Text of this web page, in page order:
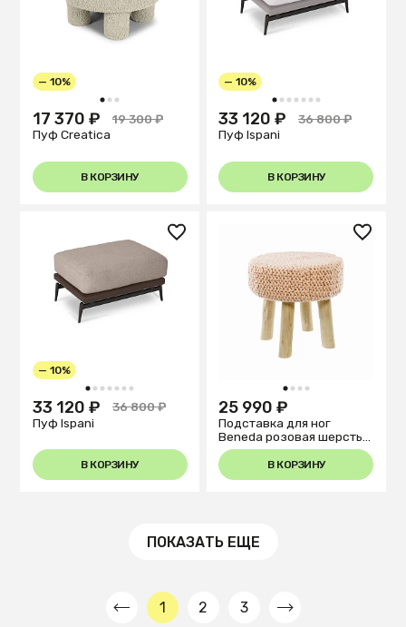
1 2 3
— 10%
17 370 ₽
19 300 ₽
Пуф Creatica
В КОРЗИНУ
1 2 3 4 5 6 7
— 10%
33 120 ₽
36 800 ₽
Пуф Ispani
В КОРЗИНУ
1 2 3 4 5 6 7
— 10%
33 120 ₽
36 800 ₽
Пуф Ispani
В КОРЗИНУ
1 2 3 4
25 990 ₽
Подставка для ног
Beneda розовая шерсть
Ø40см
В КОРЗИНУ
ПОКАЗАТЬ ЕЩЕ
1 2 3